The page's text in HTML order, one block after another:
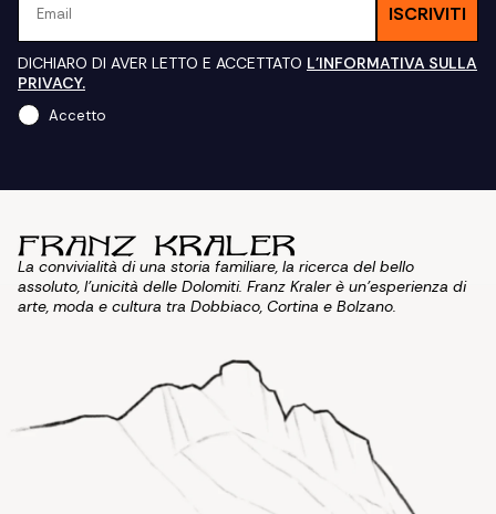
ISCRIVITI
DICHIARO DI AVER LETTO E ACCETTATO L'INFORMATIVA SULLA
PRIVACY.
Accetto
La convivialità di una storia familiare, la ricerca del bello
assoluto, l'unicità delle Dolomiti. Franz Kraler è un'esperienza di
arte, moda e cultura tra Dobbiaco, Cortina e Bolzano.